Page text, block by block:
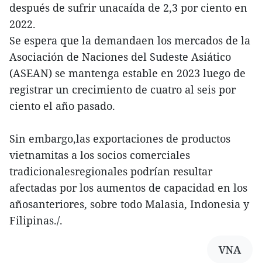
después de sufrir unacaída de 2,3 por ciento en
2022.
Se espera que la demandaen los mercados de la
Asociación de Naciones del Sudeste Asiático
(ASEAN) se mantenga estable en 2023 luego de
registrar un crecimiento de cuatro al seis por
ciento el año pasado.
Sin embargo,las exportaciones de productos
vietnamitas a los socios comerciales
tradicionalesregionales podrían resultar
afectadas por los aumentos de capacidad en los
añosanteriores, sobre todo Malasia, Indonesia y
Filipinas./.
VNA